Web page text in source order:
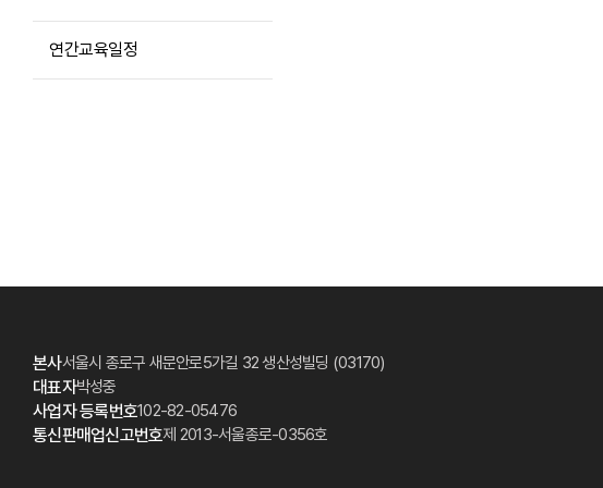
연간교육일정
본사서울시 종로구 새문안로5가길 32 생산성빌딩 (03170)
대표자박성중
사업자 등록번호102-82-05476
통신판매업신고번호제 2013-서울종로-0356호